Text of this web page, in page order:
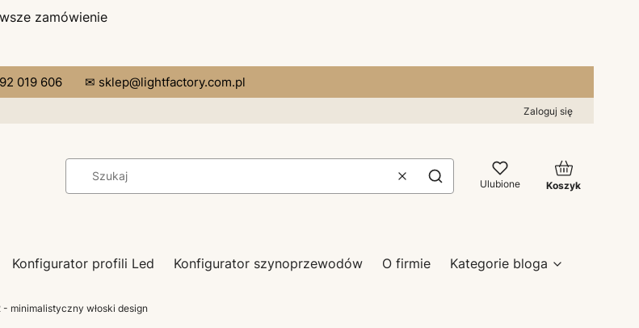
zamówienie
019 606 ✉ sklep@lightfactory.com.pl
Zaloguj się
WyczyśćSzukaj Ulubione
Produkty w
Koszyk
Konfigurator profili Led Konfigurator szynoprzewodów O firmie Kategorie bloga
minimalistyczny włoski design